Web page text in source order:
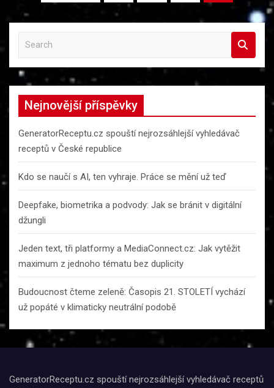
a
r
h
Nejnovější příspěvky
GeneratorReceptu.cz spouští nejrozsáhlejší vyhledávač
receptů v České republice
Kdo se naučí s AI, ten vyhraje. Práce se mění už teď
Deepfake, biometrika a podvody: Jak se bránit v digitální
džungli
Jeden text, tři platformy a MediaConnect.cz: Jak vytěžit
maximum z jednoho tématu bez duplicity
Budoucnost čteme zeleně: Časopis 21. STOLETÍ vychází
už popáté v klimaticky neutrální podobě
GeneratorReceptu.cz spouští nejrozsáhlejší vyhledávač receptů